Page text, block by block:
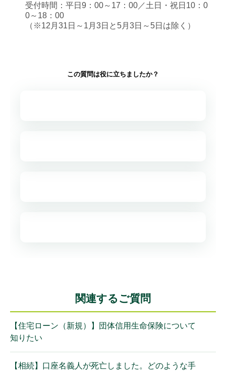
受付時間：平日9：00～17：00／土日・祝日10：0
0～18：00
（※12月31日～1月3日と5月3日～5日は除く）
この質問は役に立ちましたか？
関連するご質問
【住宅ローン（新規）】団体信用生命保険について
知りたい
【相続】口座名義人が死亡しました。どのような手